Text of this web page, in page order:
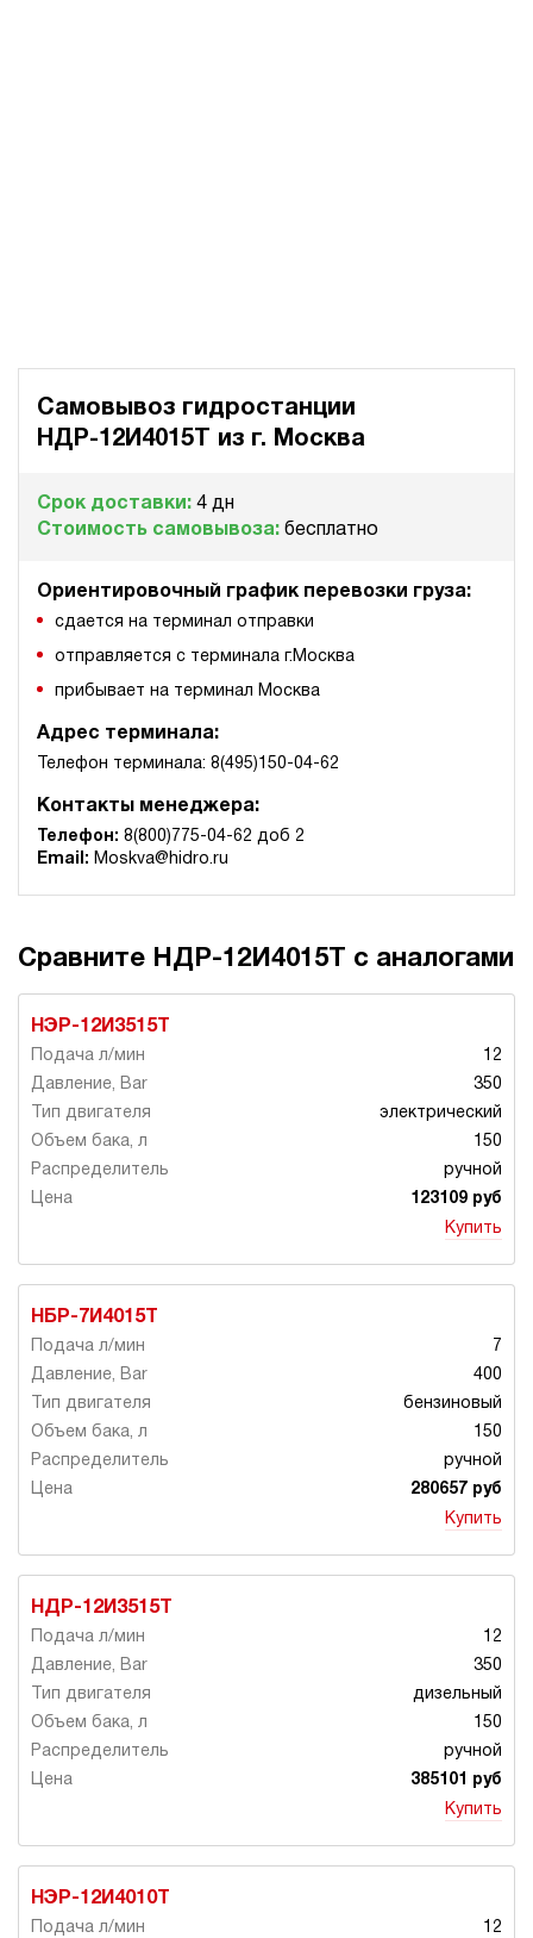
Самовывоз гидростанции
НДР-12И4015Т из г. Москва
Срок доставки: 4 дн
Стоимость самовывоза: бесплатно
Ориентировочный график перевозки груза:
сдается на терминал отправки
отправляется с терминала г.Москва
прибывает на терминал Москва
Адрес терминала:
Телефон терминала: 8(495)150-04-62
Контакты менеджера:
Телефон: 8(800)775-04-62 доб 2
Email: Moskva@hidro.ru
Сравните НДР-12И4015Т с аналогами
НЭР-12И3515Т
12
350
электрический
150
ручной
123109 руб
Купить
НБР-7И4015Т
7
400
бензиновый
150
ручной
280657 руб
Купить
НДР-12И3515Т
12
350
дизельный
150
ручной
385101 руб
Купить
НЭР-12И4010Т
12